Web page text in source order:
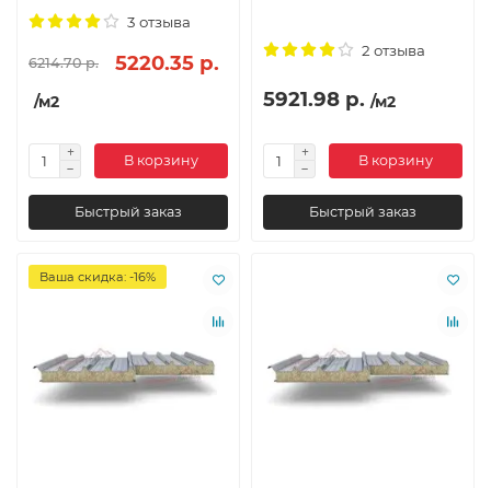
3 отзыва
6214.70 р. 5220.35 р.
/м2
В корзину
Быстрый заказ
2 отзыва
5921.98 р. /м2
В корзину
Быстрый заказ
Ваша скидка: -16%